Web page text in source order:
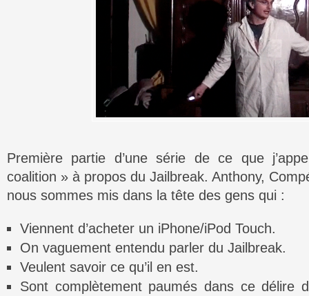
Première partie d’une série de ce que
coalition » à propos du Jailbreak. Anthony,
nous sommes mis dans la tête des gens qui :
Viennent d’acheter un iPhone/iPod Touch.
On vaguement entendu parler du Jailbreak.
Veulent savoir ce qu’il en est.
Sont complètement paumés dans ce délire